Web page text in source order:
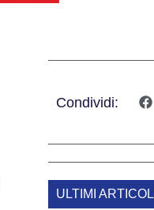
Condividi:
ULTIMI ARTICOLI